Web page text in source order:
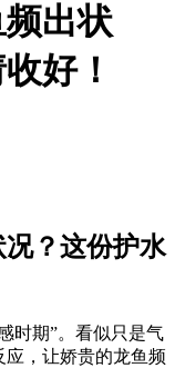
出状
好！
？这份护水
时期”。看似只是气
，让娇贵的龙鱼频